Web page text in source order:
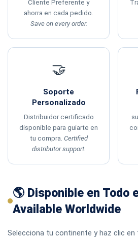
Cliente Preferente y
ahorra en cada pedido.
Save on every order.
🤝
Soporte
Personalizado
Distribuidor certificado
disponible para guiarte en
tu compra. Certified
distributor support.
🌎 Disponible en Todo
Available Worldwide
Selecciona tu continente y haz clic